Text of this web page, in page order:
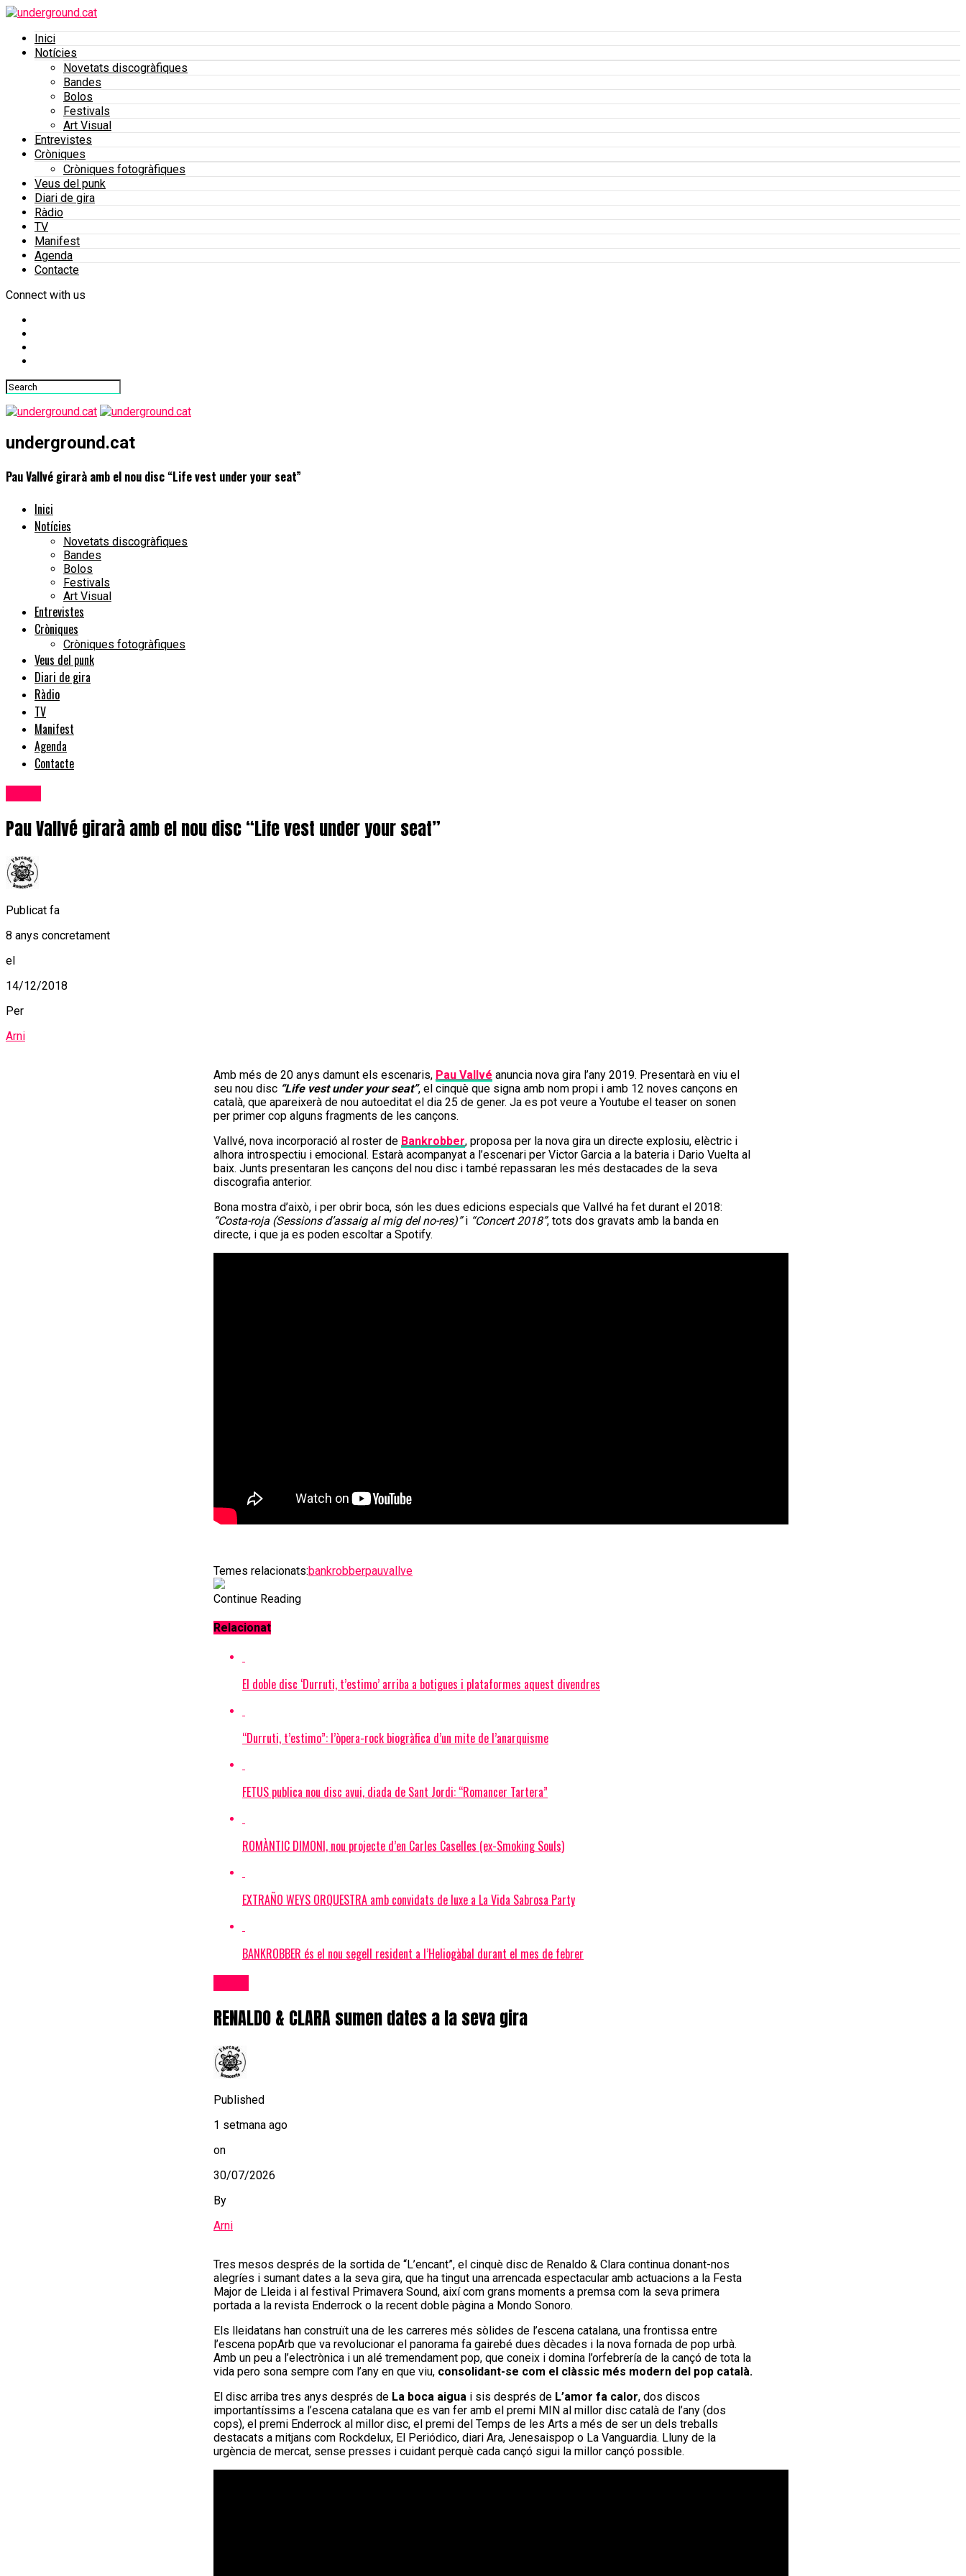
Inici
Notícies
Novetats discogràfiques
Bandes
Bolos
Festivals
Art Visual
Entrevistes
Cròniques
Cròniques fotogràfiques
Veus del punk
Diari de gira
Ràdio
TV
Manifest
Agenda
Contacte
Connect with us
underground.cat
Pau Vallvé girarà amb el nou disc “Life vest under your seat”
Inici
Notícies
Novetats discogràfiques
Bandes
Bolos
Festivals
Art Visual
Entrevistes
Cròniques
Cròniques fotogràfiques
Veus del punk
Diari de gira
Ràdio
TV
Manifest
Agenda
Contacte
Pau Vallvé girarà amb el nou disc “Life vest under your seat”
Publicat fa
8 anys concretament
el
14/12/2018
Per
Arni
Amb més de 20 anys damunt els escenaris, Pau Vallvé anuncia nova gira l’any 2019. Presentarà en viu el
seu nou disc “Life vest under your seat”, el cinquè que signa amb nom propi i amb 12 noves cançons en
català, que apareixerà de nou autoeditat el dia 25 de gener. Ja es pot veure a Youtube el teaser on sonen
per primer cop alguns fragments de les cançons.
Vallvé, nova incorporació al roster de Bankrobber, proposa per la nova gira un directe explosiu, elèctric i
alhora introspectiu i emocional. Estarà acompanyat a l’escenari per Victor Garcia a la bateria i Dario Vuelta al
baix. Junts presentaran les cançons del nou disc i també repassaran les més destacades de la seva
discografia anterior.
Bona mostra d’això, i per obrir boca, són les dues edicions especials que Vallvé ha fet durant el 2018:
“Costa-roja (Sessions d’assaig al mig del no-res)”i “Concert 2018”, tots dos gravats amb la banda en
directe, i que ja es poden escoltar a Spotify.
Temes relacionats:bankrobberpauvallve
Continue Reading
Relacionat
El doble disc ‘Durruti, t’estimo’ arriba a botigues i plataformes aquest divendres
“Durruti, t’estimo”: l’òpera-rock biogràfica d’un mite de l’anarquisme
FETUS publica nou disc avui, diada de Sant Jordi: “Romancer Tartera”
ROMÀNTIC DIMONI, nou projecte d’en Carles Caselles (ex-Smoking Souls)
EXTRAÑO WEYS ORQUESTRA amb convidats de luxe a La Vida Sabrosa Party
BANKROBBER és el nou segell resident a l’Heliogàbal durant el mes de febrer
RENALDO & CLARA sumen dates a la seva gira
Published
1 setmana ago
on
30/07/2026
By
Arni
Tres mesos després de la sortida de “L’encant”, el cinquè disc de Renaldo & Clara continua donant-nos
alegríes i sumant dates a la seva gira, que ha tingut una arrencada espectacular amb actuacions a la Festa
Major de Lleida i al festival Primavera Sound, així com grans moments a premsa com la seva primera
portada a la revista Enderrock o la recent doble pàgina a Mondo Sonoro.
Els lleidatans han construït una de les carreres més sòlides de l’escena catalana, una frontissa entre
l’escena popArb que va revolucionar el panorama fa gairebé dues dècades i la nova fornada de pop urbà.
Amb un peu a l’electrònica i un alé tremendament pop, que coneix i domina l’orfebrería de la cançó de tota la
vida pero sona sempre com l’any en que viu, consolidant-se com el clàssic més modern del pop català.
El disc arriba tres anys després de La boca aigua i sis després de L’amor fa calor, dos discos
importantíssims a l’escena catalana que es van fer amb el premi MIN al millor disc català de l’any (dos
cops), el premi Enderrock al millor disc, el premi del Temps de les Arts a més de ser un dels treballs
destacats a mitjans com Rockdelux, El Periódico, diari Ara, Jenesaispop o La Vanguardia. Lluny de la
urgència de mercat, sense presses i cuidant perquè cada cançó sigui la millor cançó possible.